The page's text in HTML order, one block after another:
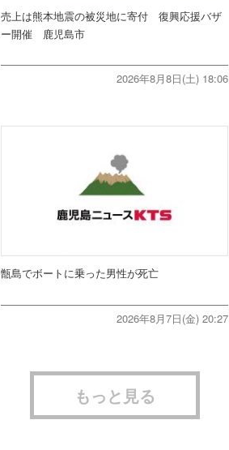
売上は熊本地震の被災地に寄付 復興応援バザ
ー開催 鹿児島市
2026年8月8日(土) 18:06
甑島でボートに乗った男性が死亡
2026年8月7日(金) 20:27
もっと見る